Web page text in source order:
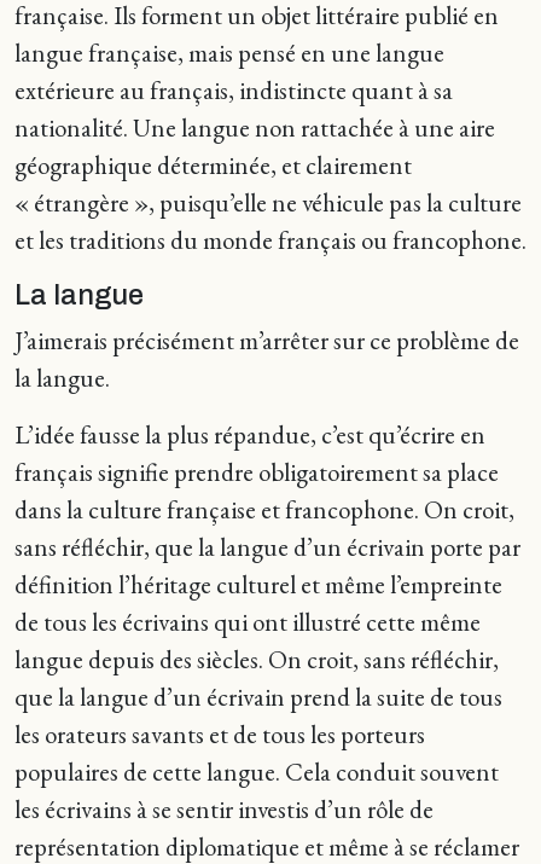
française. Ils forment un objet littéraire publié en
langue française, mais pensé en une langue
extérieure au français, indistincte quant à sa
nationalité. Une langue non rattachée à une aire
géographique déterminée, et clairement
« étrangère », puisqu’elle ne véhicule pas la culture
et les traditions du monde français ou francophone.
La langue
J’aimerais précisément m’arrêter sur ce problème de
la langue.
L’idée fausse la plus répandue, c’est qu’écrire en
français signifie prendre obligatoirement sa place
dans la culture française et francophone. On croit,
sans réfléchir, que la langue d’un écrivain porte par
définition l’héritage culturel et même l’empreinte
de tous les écrivains qui ont illustré cette même
langue depuis des siècles. On croit, sans réfléchir,
que la langue d’un écrivain prend la suite de tous
les orateurs savants et de tous les porteurs
populaires de cette langue. Cela conduit souvent
les écrivains à se sentir investis d’un rôle de
représentation diplomatique et même à se réclamer